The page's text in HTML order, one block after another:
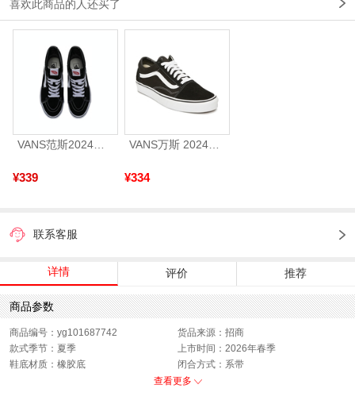
喜欢此商品的人还买了
VANS范斯2024中性SK8-HiCL帆布鞋/硫化鞋VN000D5IB8C
¥339
VANS万斯 2024年新款中性OldSkool帆布鞋/硫化鞋VN000D3HY28（延续款）
¥334
联系客服
详情 评价 推荐
商品参数
商品编号：yg101687742
货品来源：招商
款式季节：夏季
上市时间：2026年春季
鞋底材质：橡胶底
闭合方式：系带
查看更多